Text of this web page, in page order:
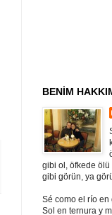
BENİM
gibi ol, öfkede
gibi görün, ya
Sé como el río en
Sol en ternura y